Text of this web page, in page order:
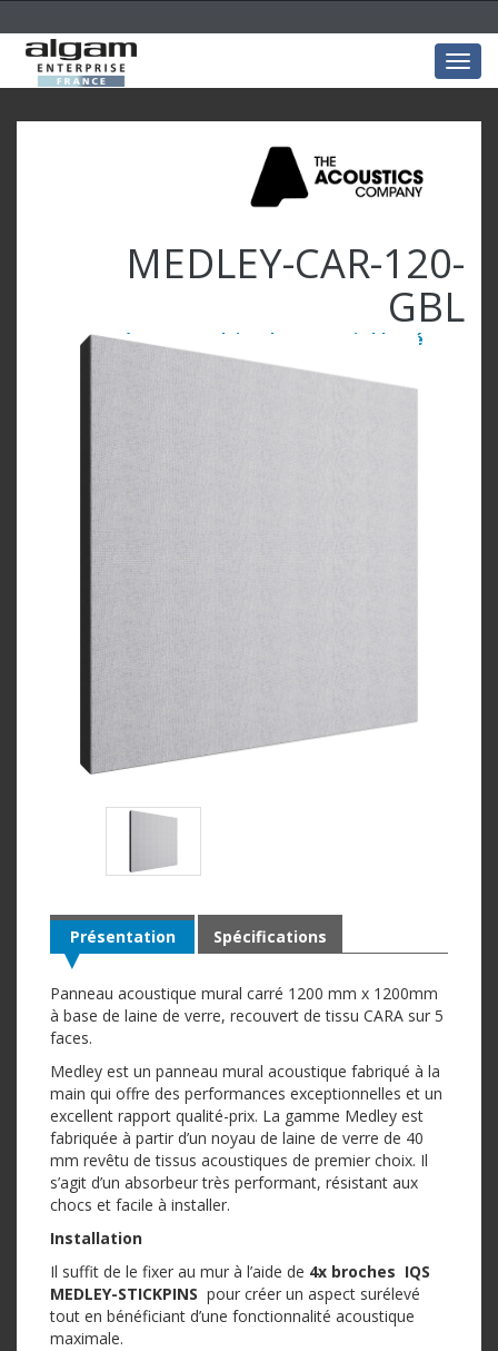
MEDLEY-CAR-120-
GBL
Carré 120x120x4 laine de verre Gris bleuté
Présentation
Panneau acoustique mural carré 1200 mm x 1200mm
à base de laine de verre, recouvert de tissu CARA sur 5
faces.
Medley est un panneau mural acoustique fabriqué à la
main qui offre des performances exceptionnelles et un
excellent rapport qualité-prix. La gamme Medley est
fabriquée à partir d’un noyau de laine de verre de 40
mm revêtu de tissus acoustiques de premier choix. Il
s’agit d’un absorbeur très performant, résistant aux
chocs et facile à installer.
Installation
Il suffit de le fixer au mur à l’aide de 4x broches IQS
MEDLEY-STICKPINS pour créer un aspect surélevé
tout en bénéficiant d’une fonctionnalité acoustique
maximale.
Spécifications